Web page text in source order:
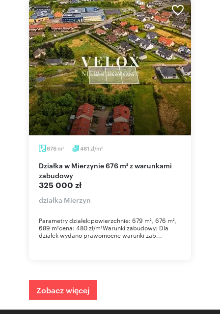
676 m2 481 zł/m2
Działka w Mierzynie 676 m² z warunkami
zabudowy
325 000 zł
działka Mierzyn
Parametry działek:powierzchnie: 679 m², 676 m²,
689 m²cena: 480 zł/m²Warunki zabudowy: Dla
działek wydano prawomocne warunki zab...
Zobacz więcej